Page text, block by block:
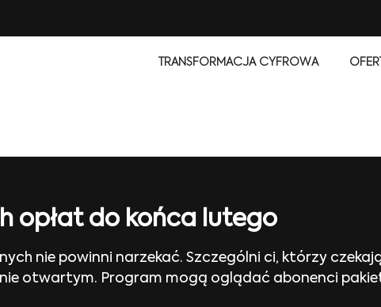
TRANSFORMACJA CYFROWA
opłat do końca lutego
nie powinni narzekać. Szczególni ci, którzy
otwartym. Program mogą oglądać abonenci